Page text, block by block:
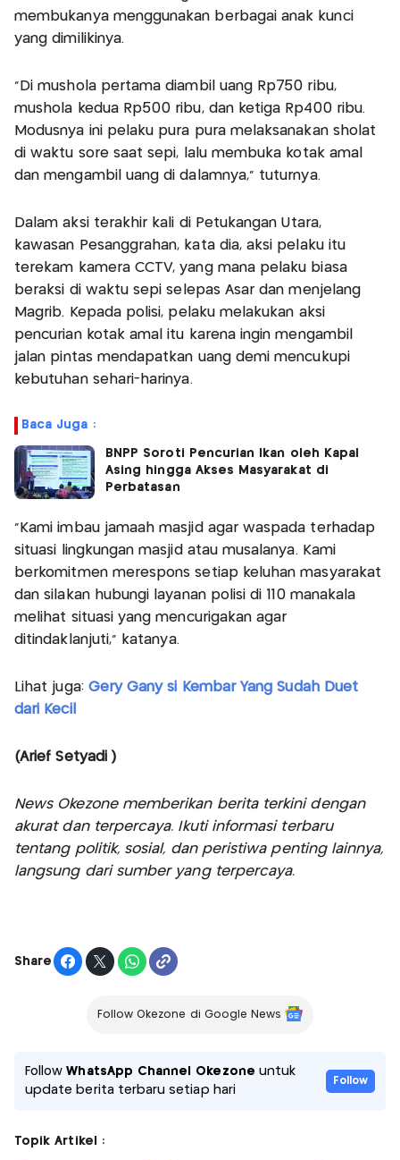
membukanya menggunakan berbagai anak kunci
yang dimilikinya.
"Di mushola pertama diambil uang Rp750 ribu,
mushola kedua Rp500 ribu, dan ketiga Rp400 ribu.
Modusnya ini pelaku pura pura melaksanakan sholat
di waktu sore saat sepi, lalu membuka kotak amal
dan mengambil uang di dalamnya," tuturnya.
Dalam aksi terakhir kali di Petukangan Utara,
kawasan Pesanggrahan, kata dia, aksi pelaku itu
terekam kamera CCTV, yang mana pelaku biasa
beraksi di waktu sepi selepas Asar dan menjelang
Magrib. Kepada polisi, pelaku melakukan aksi
pencurian kotak amal itu karena ingin mengambil
jalan pintas mendapatkan uang demi mencukupi
kebutuhan sehari-harinya.
Baca Juga :
BNPP Soroti Pencurian Ikan oleh Kapal
Asing hingga Akses Masyarakat di
Perbatasan
"Kami imbau jamaah masjid agar waspada terhadap
situasi lingkungan masjid atau musalanya. Kami
berkomitmen merespons setiap keluhan masyarakat
dan silakan hubungi layanan polisi di 110 manakala
melihat situasi yang mencurigakan agar
ditindaklanjuti," katanya.
Lihat juga: Gery Gany si Kembar Yang Sudah Duet
dari Kecil
(Arief Setyadi )
News Okezone memberikan berita terkini dengan
akurat dan terpercaya. Ikuti informasi terbaru
tentang politik, sosial, dan peristiwa penting lainnya,
langsung dari sumber yang terpercaya.
Share
Follow Okezone di Google News
FollowWhatsApp Channel Okezone untuk
update berita terbaru setiap hari
Follow
Topik Artikel :